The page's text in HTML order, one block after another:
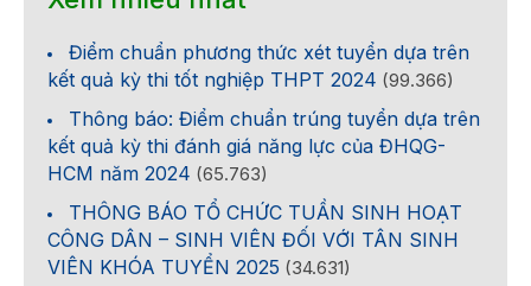
Điểm chuẩn phương thức xét tuyển dựa trên
kết quả kỳ thi tốt nghiệp THPT 2024 (99.366)
Thông báo: Điểm chuẩn trúng tuyển dựa trên
kết quả kỳ thi đánh giá năng lực của ĐHQG-
HCM năm 2024 (65.763)
THÔNG BÁO TỔ CHỨC TUẦN SINH HOẠT
CÔNG DÂN – SINH VIÊN ĐỐI VỚI TÂN SINH
VIÊN KHÓA TUYỂN 2025 (34.631)